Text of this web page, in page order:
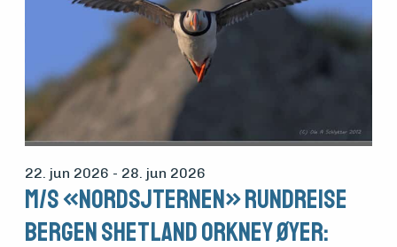
22. jun 2026 - 28. jun 2026
M/S «Nordsjternen» Rundreise
Bergen Shetland Orkney øyer: